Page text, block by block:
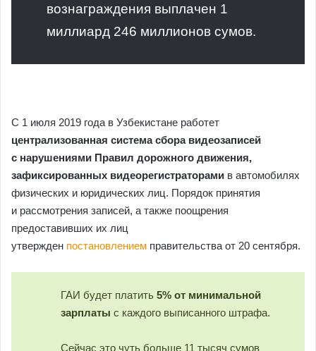
вознаграждения выплачен 1
миллиард 246 миллионов сумов.
С 1 июля 2019 года в Узбекистане работет
централизованная система сбора видеозаписей
с нарушениями Правил дорожного движения,
зафиксированных видеорегистраторами в автомобилях
физических и юридических лиц. Порядок принятия
и рассмотрения записей, а также поощрения
предоставивших их лиц
утвержден постановлением правительства от 20 сентября.
ГАИ будет платить 5% от минимальной
зарплаты с каждого выписанного штрафа.
Сейчас это чуть больше 11 тысяч сумов